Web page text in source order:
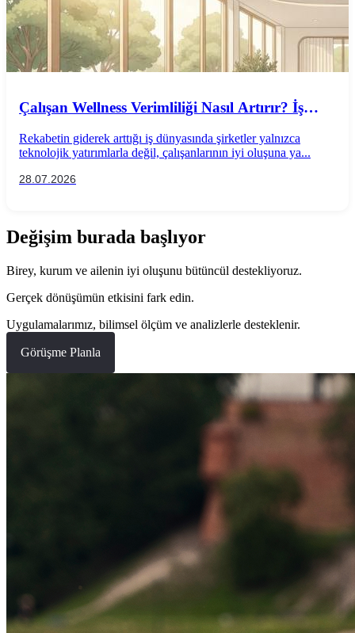
Çalışan Wellness Verimliliği Nasıl Artırır? İş
Uygulamaları
Rekabetin giderek arttığı iş dünyasında şirketler yalnızca
teknolojik yatırımlarla değil, çalışanlarının iyi oluşuna ya...
28.07.2026
Değişim burada başlıyor
Birey, kurum ve ailenin iyi oluşunu bütüncül destekliyoruz.
Gerçek dönüşümün etkisini fark edin.
Uygulamalarımız, bilimsel ölçüm ve analizlerle desteklenir.
Görüşme Planla